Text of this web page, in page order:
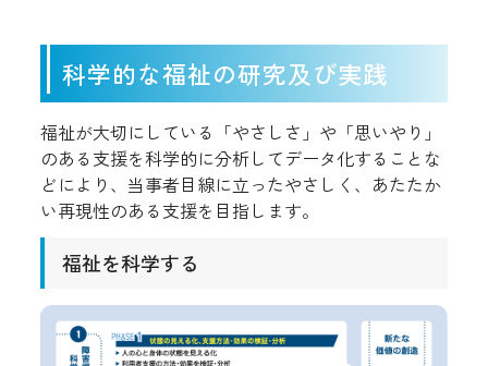
科学的な福祉の研究及び実践
福祉が大切にしている「やさしさ」や「思いやり」
のある支援を科学的に分析してデータ化することな
どにより、当事者目線に立ったやさしく、あたたか
い再現性のある支援を目指します。
福祉を科学する